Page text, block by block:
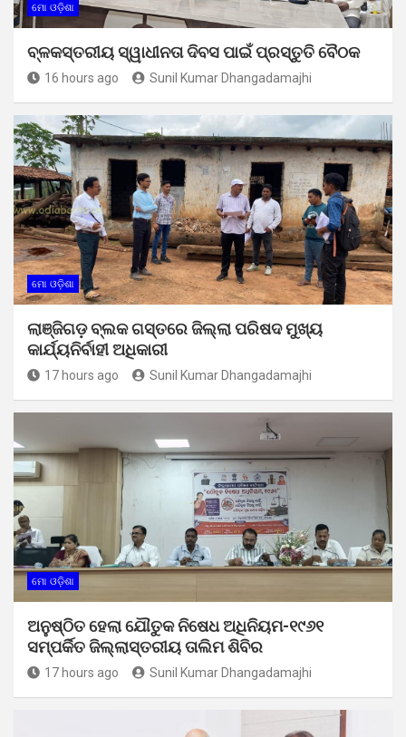
ମୋ ଓଡ଼ିଶା
ବ୍ଳକସ୍ତରୀୟ ସ୍ୱାଧୀନତା ଦିବସ ପାଇଁ ପ୍ରସ୍ତୁତି ବୈଠକ
16 hours ago Sunil Kumar Dhangadamajhi
ମୋ ଓଡ଼ିଶା
ଲାଞ୍ଜିଗଡ଼ ବ୍ଲକ ଗସ୍ତରେ ଜିଲ୍ଲା ପରିଷଦ ମୁଖ୍ୟ
କାର୍ଯ୍ୟନିର୍ବାହୀ ଅଧିକାରୀ
17 hours ago Sunil Kumar Dhangadamajhi
ମୋ ଓଡ଼ିଶା
ଅନୁଷ୍ଠିତ ହେଲା ଯୌତୁକ ନିଷେଧ ଅଧିନିୟମ-୧୯୬୧
ସମ୍ପର୍କିତ ଜିଲ୍ଲାସ୍ତରୀୟ ତାଲିମ ଶିବିର
17 hours ago Sunil Kumar Dhangadamajhi